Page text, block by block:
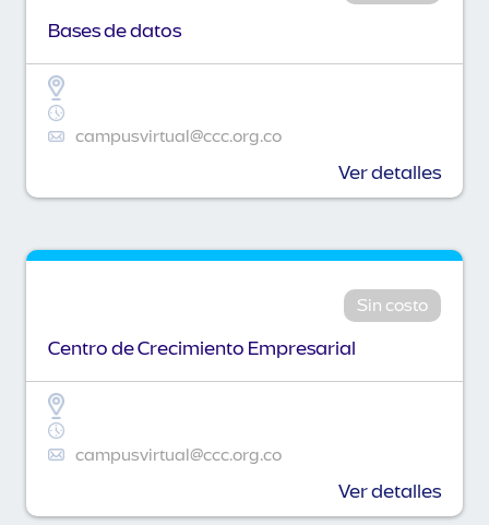
Bases de datos
campusvirtual@ccc.org.co
Ver detalles
Sin costo
Centro de Crecimiento Empresarial
campusvirtual@ccc.org.co
Ver detalles